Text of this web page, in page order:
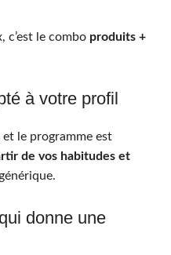
c’est le combo produits +
à votre profil
le programme est
de vos habitudes et
donne une